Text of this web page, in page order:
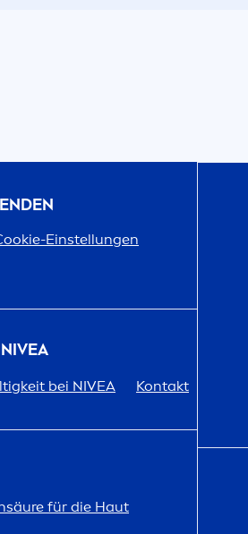
Einstellungen
NIVEA
bei NIVEA Kontakt
säure für die Haut